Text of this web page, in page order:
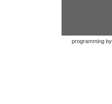
programming by